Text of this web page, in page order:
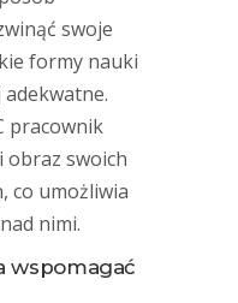
swoje
formy nauki
pracownik
obraz swoich
co umożliwia
nimi.
wspomagać